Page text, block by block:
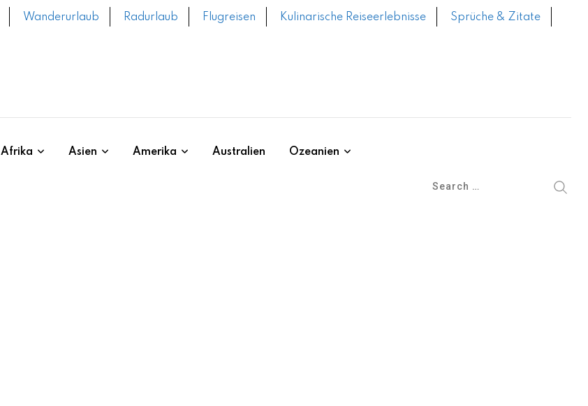
Wanderurlaub Radurlaub Flugreisen Kulinarische Reiseerlebnisse
Sprüche & Zitate
Afrika Asien Amerika Australien Ozeanien